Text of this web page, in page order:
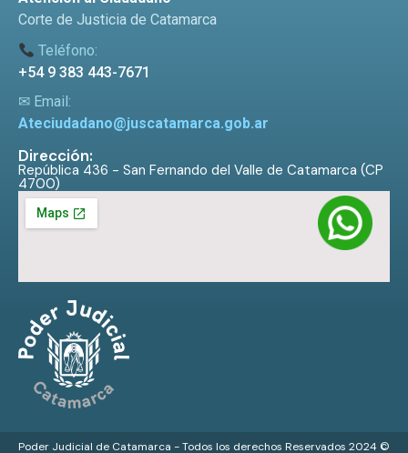
Corte de Justicia de Catamarca
Teléfono:
+54 9 383 443-7671
✉ Email:
Ateciudadano@juscatamarca.gob.ar
Dirección:
República 436 - San Fernando del Valle de Catamarca (CP
4700)
Poder Judicial de Catamarca - Todos los derechos Reservados 2024 ©